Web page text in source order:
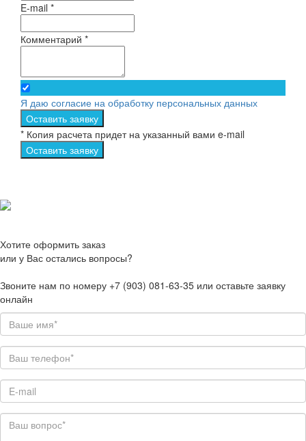
E-mail *
Комментарий *
Я даю согласие на обработку персональных данных
Оставить заявку
* Копия расчета придет на указанный вами e-mail
Оставить заявку
Хотите оформить заказ
или у Вас остались вопросы?
Звоните нам по номеру +7 (903) 081-63-35 или оставьте заявку
онлайн